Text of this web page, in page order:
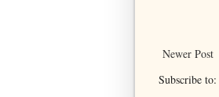
Newer Post
Subscribe to: